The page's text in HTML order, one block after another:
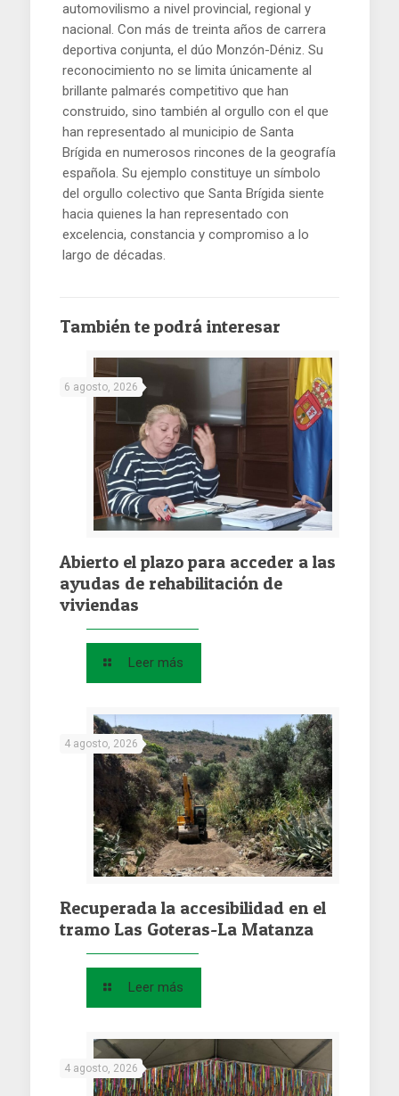
automovilismo a nivel provincial, regional y
nacional. Con más de treinta años de carrera
deportiva conjunta, el dúo Monzón-Déniz. Su
reconocimiento no se limita únicamente al
brillante palmarés competitivo que han
construido, sino también al orgullo con el que
han representado al municipio de Santa
Brígida en numerosos rincones de la geografía
española. Su ejemplo constituye un símbolo
del orgullo colectivo que Santa Brígida siente
hacia quienes la han representado con
excelencia, constancia y compromiso a lo
largo de décadas.
También te podrá interesar
6 agosto, 2026
Abierto el plazo para acceder a las
ayudas de rehabilitación de
viviendas
Leer más
4 agosto, 2026
Recuperada la accesibilidad en el
tramo Las Goteras-La Matanza
Leer más
4 agosto, 2026